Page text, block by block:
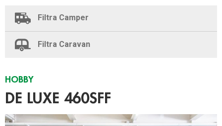
Filtra Camper
Filtra Caravan
HOBBY
DE LUXE 460SFF